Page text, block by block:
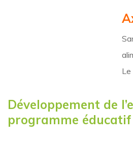
Le
Développement de
programme éducatif